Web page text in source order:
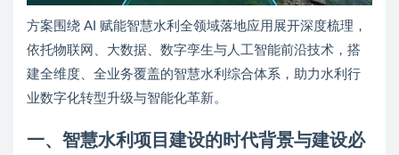
方案围绕 AI 赋能智慧水利全领域落地应用展开深度梳理，
依托物联网、大数据、数字孪生与人工智能前沿技术，搭
建全维度、全业务覆盖的智慧水利综合体系，助力水利行
业数字化转型升级与智能化革新。
一、智慧水利项目建设的时代背景与建设必